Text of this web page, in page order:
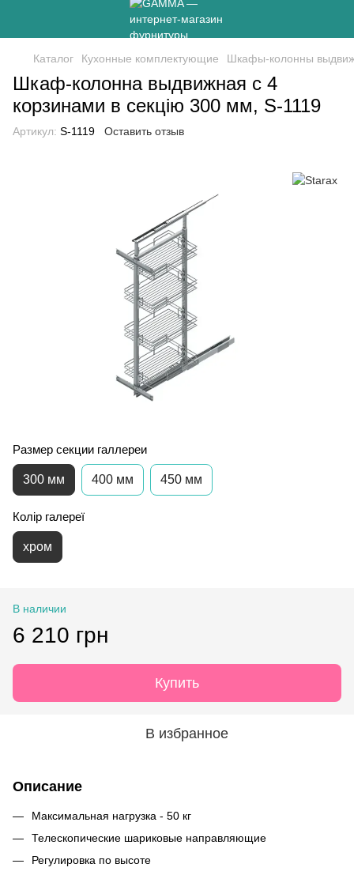
Каталог Кухонные комплектующие Шкафы-колонны
Шкаф-колонна выдвижная с 4
корзинами в секцію 300 мм, S-1119
Артикул: S-1119 Оставить отзыв
Размер секции галлереи
300 мм 400 мм 450 мм
Колір галереї
хром
В наличии
6 210 грн
Купить
В избранное
Описание
Максимальная нагрузка - 50 кг
Телескопические шариковые направляющие
Регулировка по высоте